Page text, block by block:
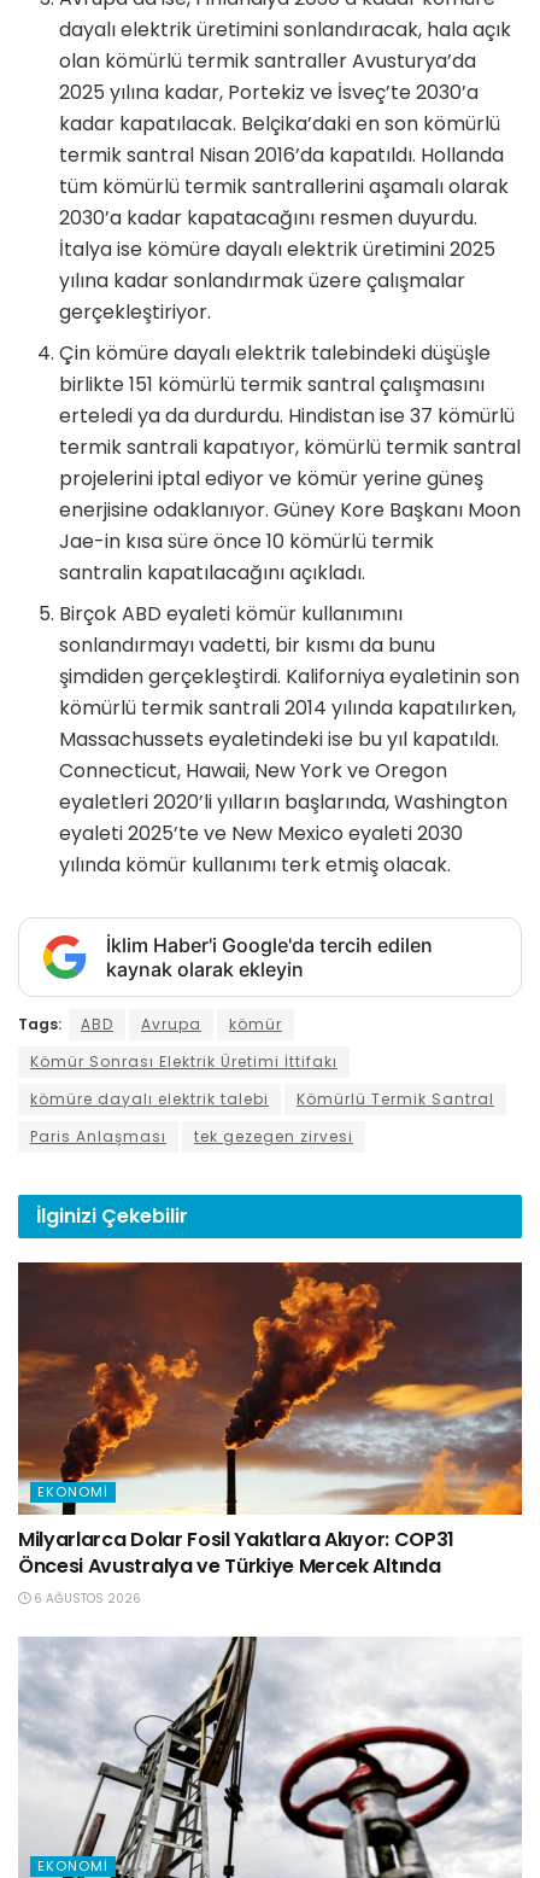
dayalı elektrik üretimini sonlandıracak, hala açık
olan kömürlü termik santraller Avusturya’da
2025 yılına kadar, Portekiz ve İsveç’te 2030’a
kadar kapatılacak. Belçika’daki en son kömürlü
termik santral Nisan 2016’da kapatıldı. Hollanda
tüm kömürlü termik santrallerini aşamalı olarak
2030’a kadar kapatacağını resmen duyurdu.
İtalya ise kömüre dayalı elektrik üretimini 2025
yılına kadar sonlandırmak üzere çalışmalar
gerçekleştiriyor.
Çin kömüre dayalı elektrik talebindeki düşüşle
birlikte 151 kömürlü termik santral çalışmasını
erteledi ya da durdurdu. Hindistan ise 37 kömürlü
termik santrali kapatıyor, kömürlü termik santral
projelerini iptal ediyor ve kömür yerine güneş
enerjisine odaklanıyor. Güney Kore Başkanı Moon
Jae-in kısa süre önce 10 kömürlü termik
santralin kapatılacağını açıkladı.
Birçok ABD eyaleti kömür kullanımını
sonlandırmayı vadetti, bir kısmı da bunu
şimdiden gerçekleştirdi. Kaliforniya eyaletinin son
kömürlü termik santrali 2014 yılında kapatılırken,
Massachussets eyaletindeki ise bu yıl kapatıldı.
Connecticut, Hawaii, New York ve Oregon
eyaletleri 2020’li yılların başlarında, Washington
eyaleti 2025’te ve New Mexico eyaleti 2030
yılında kömür kullanımı terk etmiş olacak.
İklim Haber'i Google'da tercih edilen
kaynak olarak ekleyin
Tags: ABD Avrupa
kömür
Kömür Sonrası Elektrik Üretimi İttifakı
kömüre dayalı elektrik talebi
Kömürlü Termik Santral
Paris Anlaşması
tek gezegen zirvesi
İlginizi Çekebilir
EKONOMI
Milyarlarca Dolar Fosil Yakıtlara Akıyor: COP31
Öncesi Avustralya ve Türkiye Mercek Altında
6 AĞUSTOS 2026
EKONOMI